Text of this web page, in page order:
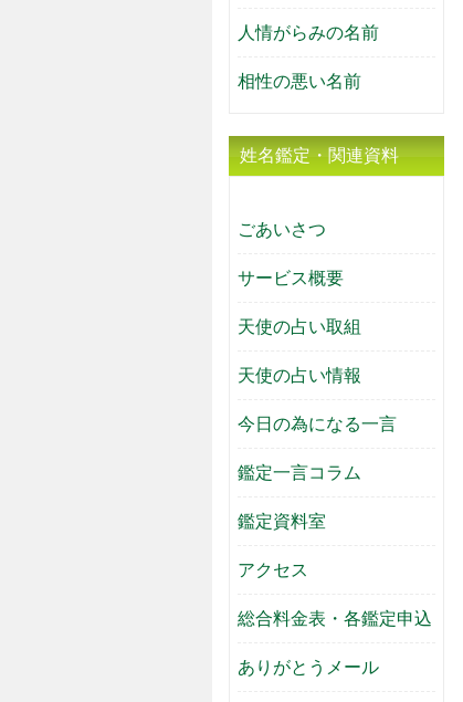
人情がらみの名前
相性の悪い名前
姓名鑑定・関連資料
ごあいさつ
サービス概要
天使の占い取組
天使の占い情報
今日の為になる一言
鑑定一言コラム
鑑定資料室
アクセス
総合料金表・各鑑定申込
ありがとうメール